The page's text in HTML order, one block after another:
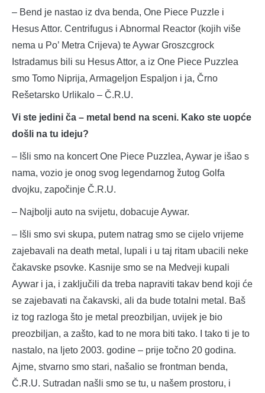
– Bend je nastao iz dva benda, One Piece Puzzle i
Hesus Attor. Centrifugus i Abnormal Reactor (kojih više
nema u Po’ Metra Crijeva) te Aywar Groszcgrock
Istradamus bili su Hesus Attor, a iz One Piece Puzzlea
smo Tomo Niprija, Armageljon Espaljon i ja, Črno
Rešetarsko Urlikalo – Č.R.U.
Vi ste jedini ča – metal bend na sceni. Kako ste uopće
došli na tu ideju?
– Išli smo na koncert One Piece Puzzlea, Aywar je išao s
nama, vozio je onog svog legendarnog žutog Golfa
dvojku, započinje Č.R.U.
– Najbolji auto na svijetu, dobacuje Aywar.
– Išli smo svi skupa, putem natrag smo se cijelo vrijeme
zajebavali na death metal, lupali i u taj ritam ubacili neke
čakavske psovke. Kasnije smo se na Medveji kupali
Aywar i ja, i zaključili da treba napraviti takav bend koji će
se zajebavati na čakavski, ali da bude totalni metal. Baš
iz tog razloga što je metal preozbiljan, uvijek je bio
preozbiljan, a zašto, kad to ne mora biti tako. I tako ti je to
nastalo, na ljeto 2003. godine – prije točno 20 godina.
Ajme, stvarno smo stari, našalio se frontman benda,
Č.R.U. Sutradan našli smo se tu, u našem prostoru, i